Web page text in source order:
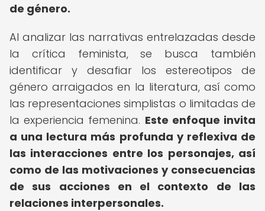
de género.
Al analizar las narrativas entrelazadas desde
la crítica feminista, se busca también
identificar y desafiar los estereotipos de
género arraigados en la literatura, así como
las representaciones simplistas o limitadas de
la experiencia femenina. Este enfoque invita
a una lectura más profunda y reflexiva de
las interacciones entre los personajes, así
como de las motivaciones y consecuencias
de sus acciones en el contexto de las
relaciones interpersonales.